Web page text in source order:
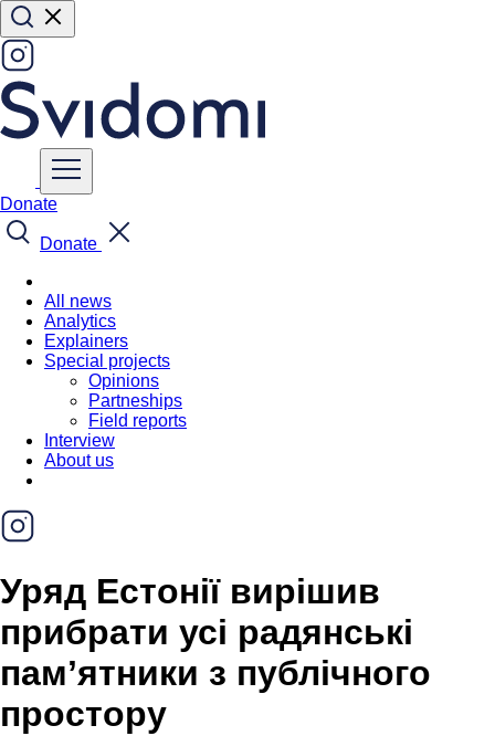
Donate
Donate
All news
Analytics
Explainers
Special projects
Opinions
Partneships
Field reports
Interview
About us
Уряд Естонії вирішив
прибрати усі радянські
памʼятники з публічного
простору